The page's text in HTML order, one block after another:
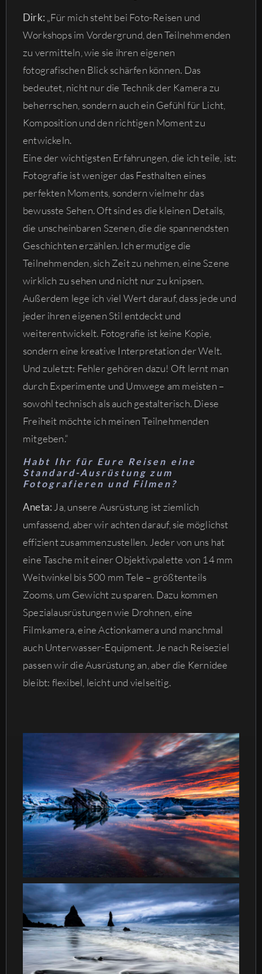
Dirk: „Für mich steht bei Foto-Reisen und
Workshops im Vordergrund, den Teilnehmenden
zu vermitteln, wie sie ihren eigenen
fotografischen Blick schärfen können. Das
bedeutet, nicht nur die Technik der Kamera zu
beherrschen, sondern auch ein Gefühl für Licht,
Komposition und den richtigen Moment zu
entwickeln.
Eine der wichtigsten Erfahrungen, die ich teile, ist:
Fotografie ist weniger das Festhalten eines
perfekten Moments, sondern vielmehr das
bewusste Sehen. Oft sind es die kleinen Details,
die unscheinbaren Szenen, die die spannendsten
Geschichten erzählen. Ich ermutige die
Teilnehmenden, sich Zeit zu nehmen, eine Szene
wirklich zu sehen und nicht nur zu knipsen.
Außerdem lege ich viel Wert darauf, dass jede und
jeder ihren eigenen Stil entdeckt und
weiterentwickelt. Fotografie ist keine Kopie,
sondern eine kreative Interpretation der Welt.
Und zuletzt: Fehler gehören dazu! Oft lernt man
durch Experimente und Umwege am meisten –
sowohl technisch als auch gestalterisch. Diese
Freiheit möchte ich meinen Teilnehmenden
mitgeben.“
Habt Ihr für Eure Reisen eine
Standard-Ausrüstung zum
Fotografieren und Filmen?
Aneta:Ja, unsere Ausrüstung ist ziemlich
umfassend, aber wir achten darauf, sie möglichst
effizient zusammenzustellen. Jeder von uns hat
eine Tasche mit einer Objektivpalette von 14 mm
Weitwinkel bis 500 mm Tele – größtenteils
Zooms, um Gewicht zu sparen. Dazu kommen
Spezialausrüstungen wie Drohnen, eine
Filmkamera, eine Actionkamera und manchmal
auch Unterwasser-Equipment. Je nach Reiseziel
passen wir die Ausrüstung an, aber die Kernidee
bleibt: flexibel, leicht und vielseitig.